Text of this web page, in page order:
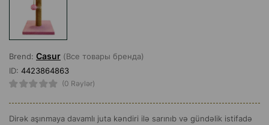
Brend: Casur (Все товары бренда)
ID: 4423864863
(0 Rəylər)
Dirək aşınmaya davamlı juta kəndiri ilə sarınıb və gündəlik istifadə